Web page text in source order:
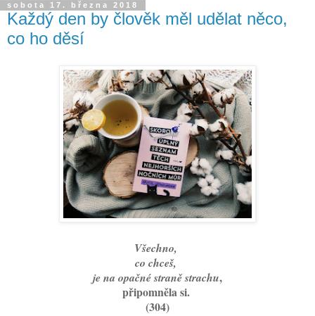
sobota 17. března 2018
Každý den by člověk měl udělat něco,
co ho děsí
Všechno,
co chceš,
je na opačné straně strachu,
připomněla si.
(304)